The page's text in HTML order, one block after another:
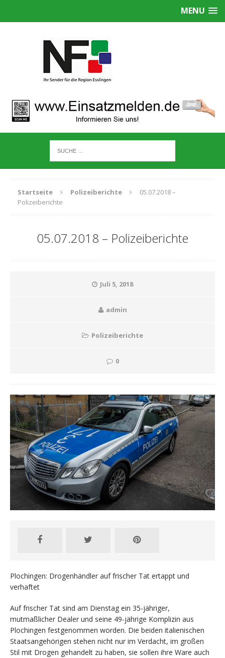
MENU
Startseite Polizeiberichte
05.07.2018 –
Polizeiberichte
05.07.2018 – Polizeiberichte
Juli 5, 2018
admin
Polizeiberichte
0
Plochingen: Drogenhändler auf frischer Tat ertappt und
verhaftet
Auf frischer Tat sind am Dienstag ein 35-jähriger,
mutmaßlicher Dealer und seine 49-jährige Komplizin aus
Plochingen festgenommen worden. Die beiden italienischen
Staatsangehörigen stehen nicht nur im Verdacht, im großen
Stil mit Drogen gehandelt zu haben, sie sollen ihre Ware auch